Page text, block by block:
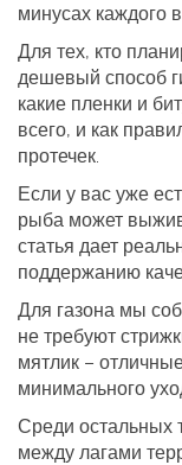
минусах каждого
Для тех, кто
дешевый способ
какие пленки и
всего, и как
протечек.
Если у вас уже
рыба может
статья дает
поддержанию
Для газона мы
не требуют
мятлик –
минимального
Среди остальных
между лагами